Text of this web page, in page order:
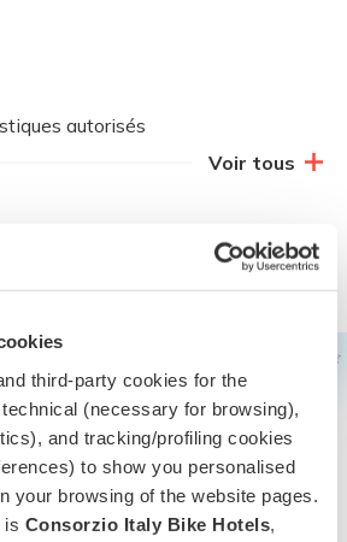
third-party cookies for the
(necessary for browsing),
and tracking/profiling cookies
to show you personalised
your browsing of the website pages.
is Consorzio Italy Bike Hotels
autorisés
Voir tous